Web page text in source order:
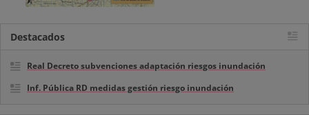
Destacados
Real Decreto subvenciones adaptación riesgos inundación
Inf. Pública RD medidas gestión riesgo inundación